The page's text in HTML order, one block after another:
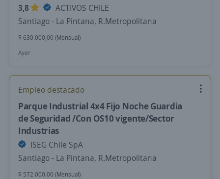
3,8
ACTIVOS CHILE
Santiago - La Pintana, R.Metropolitana
$ 630.000,00 (Mensual)
Ayer
Empleo destacado
Parque Industrial 4x4 Fijo Noche Guardia
de Seguridad /Con OS10 vigente/Sector
Industrias
ISEG Chile SpA
Santiago - La Pintana, R.Metropolitana
$ 572.000,00 (Mensual)